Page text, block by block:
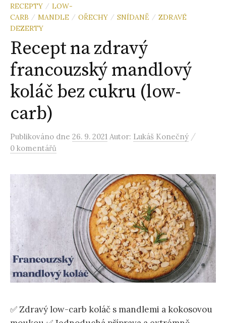
RECEPTY / LOW-
CARB / MANDLE / OŘECHY / SNÍDANĚ / ZDRAVÉ
DEZERTY
Recept na zdravý
francouzský mandlový
koláč bez cukru (low-
carb)
Publikováno dne 26. 9. 2021 Autor: Lukáš Konečný /
0 komentářů
✅ Zdravý low-carb koláč s mandlemi a kokosovou